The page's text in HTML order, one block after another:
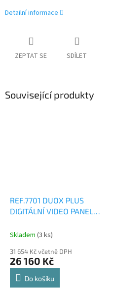
Detailní informace
ZEPTAT SE SDÍLET
Související produkty
REF.7701 DUOX PLUS
DIGITÁLNÍ VIDEO PANEL
Skladem (3 ks)
31 654 Kč včetně DPH
26 160 Kč
Do košíku